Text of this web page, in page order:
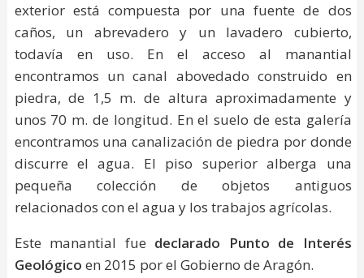
exterior está compuesta por una fuente de dos
caños, un abrevadero y un lavadero cubierto,
todavía en uso. En el acceso al manantial
encontramos un canal abovedado construido en
piedra, de 1,5 m. de altura aproximadamente y
unos 70 m. de longitud. En el suelo de esta galería
encontramos una canalización de piedra por donde
discurre el agua. El piso superior alberga una
pequeña colección de objetos antiguos
relacionados con el agua y los trabajos agrícolas.
Este manantial fue declarado Punto de Interés
Geológico en 2015 por el Gobierno de Aragón.